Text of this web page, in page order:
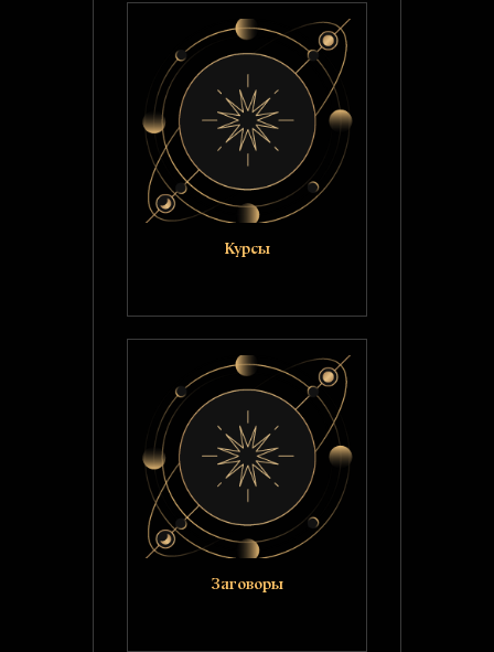
Курсы
Заговоры